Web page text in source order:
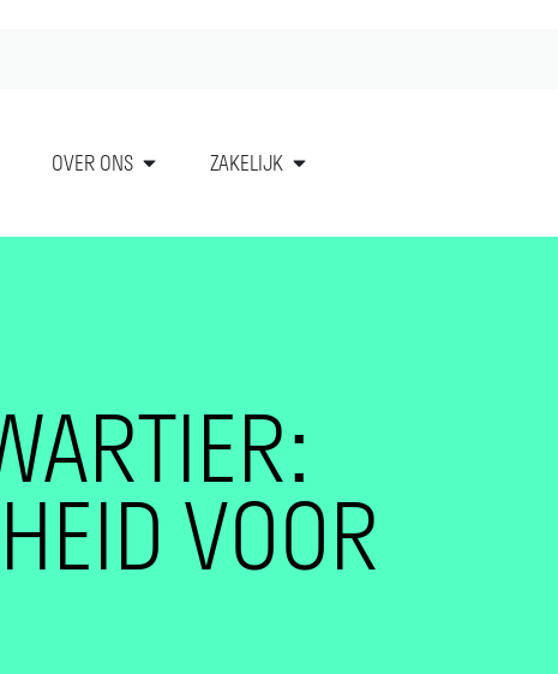
OVER ONS ZAKELIJK
VOOR